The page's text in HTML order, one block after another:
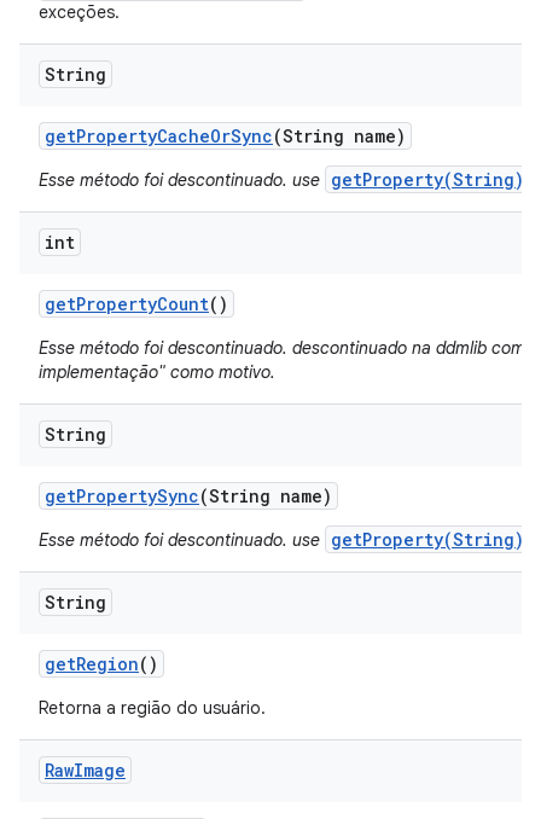
exceções.
String
getPropertyCacheOrSync(String name)
Esse método foi descontinuado. use getProperty(String)
int
getPropertyCount()
Esse método foi descontinuado. descontinuado na ddmlib com
implementação" como motivo.
String
getPropertySync(String name)
Esse método foi descontinuado. use getProperty(String)
String
getRegion()
Retorna a região do usuário.
RawImage